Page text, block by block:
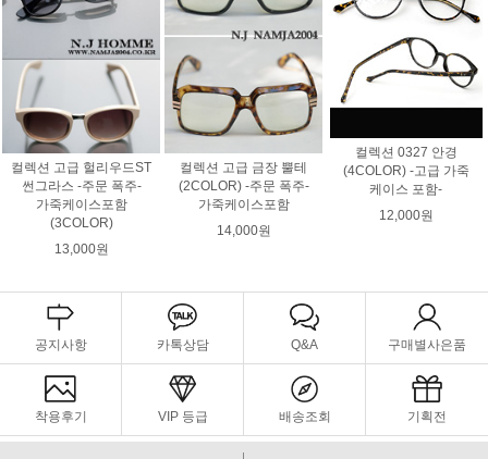
컬렉션 고급 헐리우드ST
썬그라스 -주문 폭주-
가죽케이스포함
(3COLOR)
13,000원
컬렉션 고급 금장 뿔테
(2COLOR) -주문 폭주-
가죽케이스포함
14,000원
컬렉션 0327 안경
(4COLOR) -고급 가죽
케이스 포함-
12,000원
공지사항 카톡상담 Q&A 구매별사은품
착용후기 VIP 등급 배송조회 기획전